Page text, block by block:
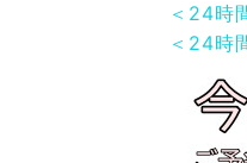
＜24時
＜24時